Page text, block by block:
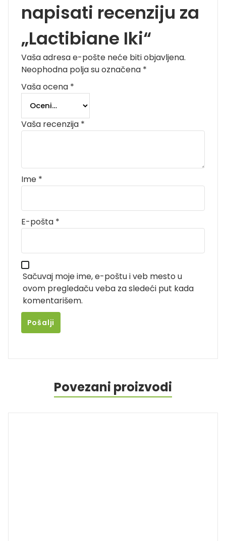
napisati recenziju za
„Lactibiane Iki“
Vaša adresa e-pošte neće biti objavljena.
Neophodna polja su označena *
Vaša ocena *
Vaša recenzija *
Ime *
E-pošta *
Sačuvaj moje ime, e-poštu i veb mesto u
ovom pregledaču veba za sledeći put kada
komentarišem.
Povezani proizvodi